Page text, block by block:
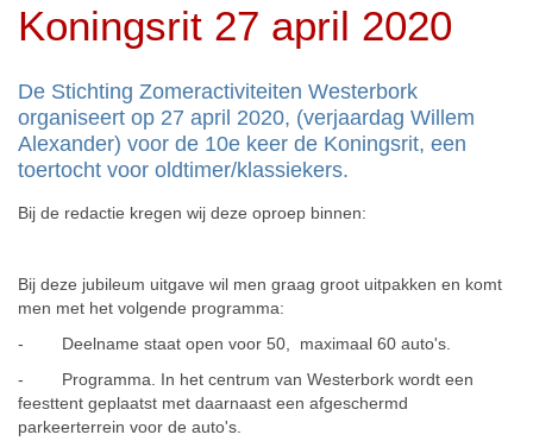
Koningsrit 27 april 2020
De Stichting Zomeractiviteiten Westerbork
organiseert op 27 april 2020, (verjaardag Willem
Alexander) voor de 10e keer de Koningsrit, een
toertocht voor oldtimer/klassiekers.
Bij de redactie kregen wij deze oproep binnen:
Bij deze jubileum uitgave wil men graag groot uitpakken en komt
men met het volgende programma:
- Deelname staat open voor 50, maximaal 60 auto's.
- Programma. In het centrum van Westerbork wordt een
feesttent geplaatst met daarnaast een afgeschermd
parkeerterrein voor de auto's.